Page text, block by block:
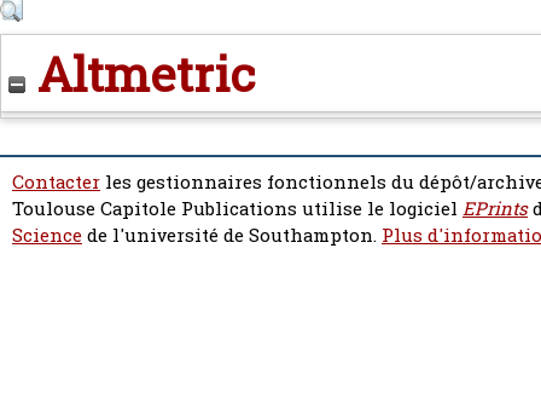
Altmetric
Contacter les gestionnaires fonctionnels du dépôt/
Toulouse Capitole Publications utilise le logiciel EPrints
Sciencede l'université de Southampton. Plus